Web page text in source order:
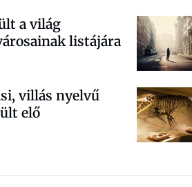
a világ
listájára
villás nyelvű
elő